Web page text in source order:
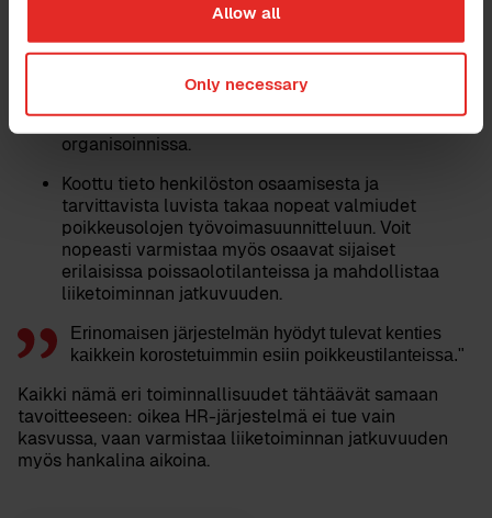
Allow all
Only necessary
työkokemus, luvat ja sertifikaatit ovat tiedossa, työn
jatkuvuus voidaan varmistaa esimerkiksi sijaistus- tai
lomautustilanteissa.
henkilöstötietoihinauttaa töiden käytännön
organisoinnissa.
Koottu tieto henkilöston osaamisesta ja
tarvittavista luvista takaa nopeat valmiudet
poikkeusolojen työvoimasuunnitteluun. Voit
nopeasti varmistaa myös osaavat sijaiset
erilaisissa poissaolotilanteissa ja mahdollistaa
liiketoiminnan jatkuvuuden.
Erinomaisen järjestelmän hyödyt tulevat kenties
kaikkein korostetuimmin esiin poikkeustilanteissa."
Kaikki nämä eri toiminnallisuudet tähtäävät samaan
tavoitteeseen: oikea HR-järjestelmä ei tue vain
kasvussa, vaan varmistaa liiketoiminnan jatkuvuuden
myös hankalina aikoina.